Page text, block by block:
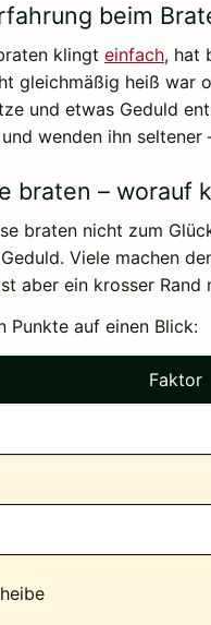
beim
klingt einfach, hat
gleichmäßig heiß war
und etwas Geduld
wenden ihn
braten – worauf
braten nicht zum
Viele machen
aber ein krosser
Punkte auf einen Blick:
Faktor